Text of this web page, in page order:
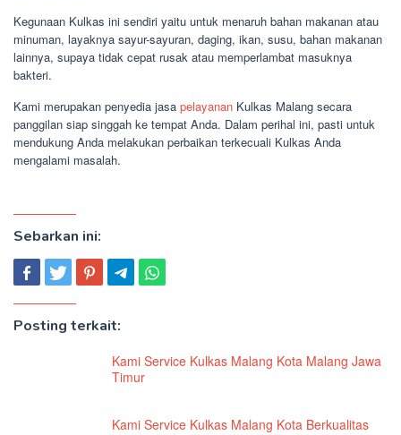
Kegunaan Kulkas ini sendiri yaitu untuk menaruh bahan makanan atau
minuman, layaknya sayur-sayuran, daging, ikan, susu, bahan makanan
lainnya, supaya tidak cepat rusak atau memperlambat masuknya
bakteri.
Kami merupakan penyedia jasa pelayanan Kulkas Malang secara
panggilan siap singgah ke tempat Anda. Dalam perihal ini, pasti untuk
mendukung Anda melakukan perbaikan terkecuali Kulkas Anda
mengalami masalah.
Sebarkan ini:
Posting terkait:
Kami Service Kulkas Malang Kota Malang Jawa
Timur
Kami Service Kulkas Malang Kota Berkualitas